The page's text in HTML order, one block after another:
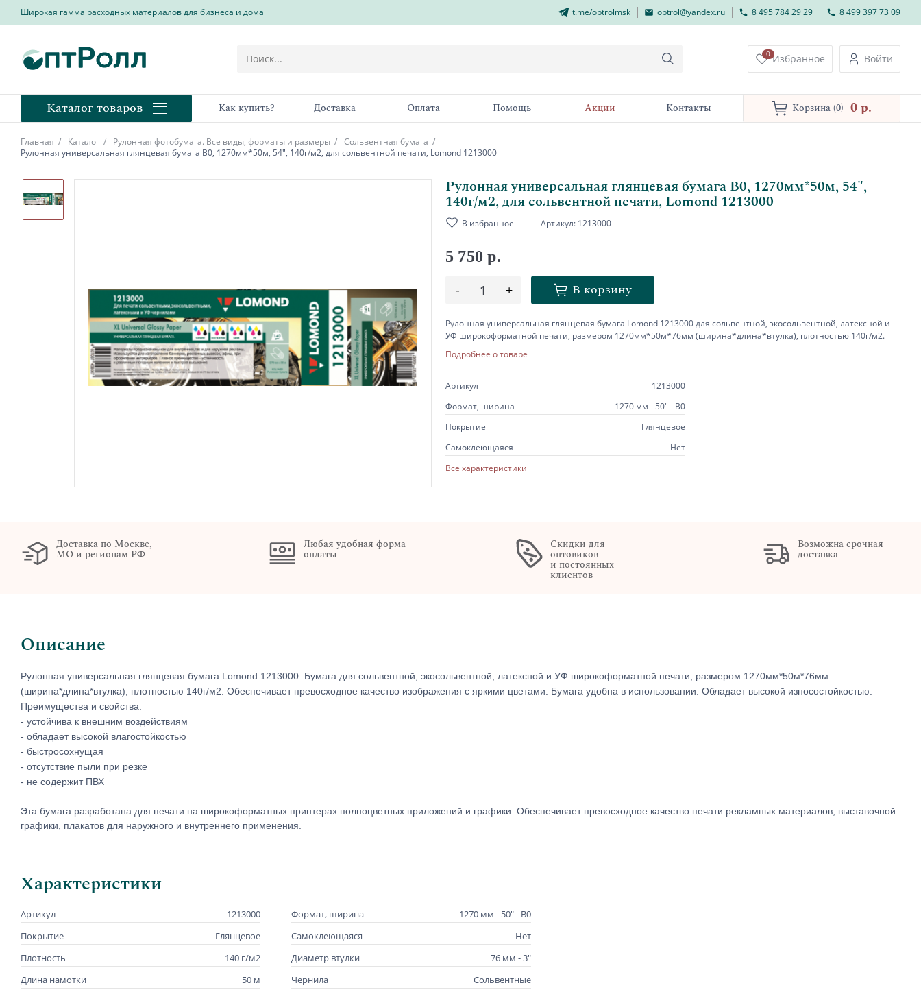
Широкая гамма расходных материалов для бизнеса и дома t.me/optrolmsk optrol@yandex.ru 8 495 784 29 29 8 499 397 73 09
0 Избранное Войти
Каталог товаров Как купить? Доставка Оплата Помощь Акции Контакты Корзина (0) 0 p.
Главная Каталог Рулонная фотобумага. Все виды, форматы и размеры
Сольвентная бумага
Рулонная универсальная глянцевая бумага В0, 1270мм*50м, 54", 140г/м2, для сольвентной печати, Lomond 1213000
Рулонная универсальная глянцевая бумага В0, 1270мм*50м, 54",
140г/м2, для сольвентной печати, Lomond 1213000
В избранное Артикул: 1213000
5 750 р.
- 1 + В корзину
Рулонная универсальная глянцевая бумага Lomond 1213000 для сольвентной, экосольвентной, латексной и
УФ широкоформатной печати, размером 1270мм*50м*76мм (ширина*длина*втулка), плотностью 140г/м2.
Подробнее о товаре
Артикул
1213000
Формат, ширина
1270 мм - 50" - В0
Покрытие
Глянцевое
Самоклеющаяся
Нет
Все характеристики
Доставка по Москве,
МО и регионам РФ
Любая удобная форма
оплаты
Скидки для
оптовиков
и постоянных
клиентов
Возможна срочная
доставка
Описание
Рулонная универсальная глянцевая бумага Lomond 1213000. Бумага для сольвентной, экосольвентной, латексной и УФ широкоформатной печати, размером 1270мм*50м*76мм
(ширина*длина*втулка), плотностью 140г/м2. Обеспечивает превосходное качество изображения с яркими цветами. Бумага удобна в использовании. Обладает высокой износостойкостью.
Преимущества и свойства:
- устойчива к внешним воздействиям
- обладает высокой влагостойкостью
- быстросохнущая
- отсутствие пыли при резке
- не содержит ПВХ
Эта бумага разработана для печати на широкоформатных принтерах полноцветных приложений и графики. Обеспечивает превосходное качество печати рекламных материалов, выставочной
графики, плакатов для наружного и внутреннего применения.
Характеристики
Артикул 1213000 Формат, ширина
1270 мм - 50" - В0
Покрытие
Глянцевое Самоклеющаяся
Нет
Плотность
140 г/м2 Диаметр втулки
76 мм - 3"
Длина намотки
50 м Чернила
Сольвентные